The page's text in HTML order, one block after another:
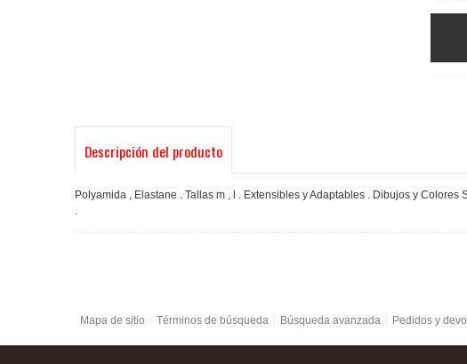
Descripción del producto
Polyamida , Elastane . Tallas m , l . Extensibles y Adaptables . Dibujos y
Mapa de sitio Términos de búsqueda Búsqueda avanzada Pedidos y